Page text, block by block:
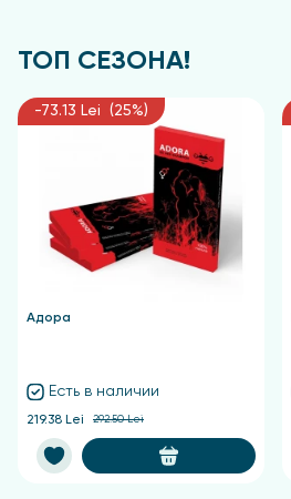
ТОП СЕЗОНА!
-73.13 Lei (25%)
Адора
Есть в наличии
219.38 Lei 292.50 Lei